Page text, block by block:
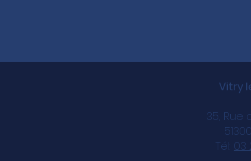
Vitry
35, Rue
Tél: 03